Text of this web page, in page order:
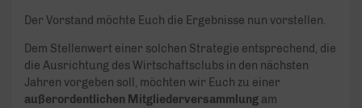
Der Vorstand möchte Euch die Ergebnisse nun vorstellen.
Dem Stellenwert einer solchen Strategie entsprechend, die
die Ausrichtung des Wirtschaftsclubs in den nächsten
Jahren vorgeben soll, möchten wir Euch zu einer
außerordentlichen Mitgliederversammlung am